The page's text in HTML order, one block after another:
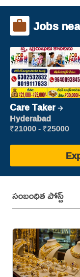
Jobs
Care Taker
Hyderabad
₹21000 - ₹25000
సంబంధిత పోస్ట్